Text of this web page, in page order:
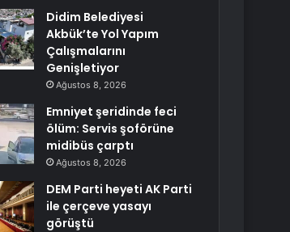
Didim Belediyesi
Akbük’te Yol Yapım
Çalışmalarını
Genişletiyor
Ağustos 8, 2026
Emniyet şeridinde feci
ölüm: Servis şoförüne
midibüs çarptı
Ağustos 8, 2026
DEM Parti heyeti AK Parti
ile çerçeve yasayı
görüştü